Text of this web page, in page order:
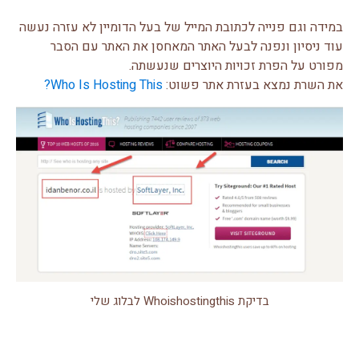
במידה וגם פנייה לכתובת המייל של בעל הדומיין לא עזרה נעשה
עוד ניסיון ונפנה לבעל האתר המאחסן את האתר עם הסבר
מפורט על הפרת זכויות היוצרים שנעשתה.
את השרת נמצא בעזרת אתר פשוט:Who Is Hosting This?
בדיקת Whoishostingthis לבלוג שלי